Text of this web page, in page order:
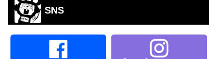
SNS